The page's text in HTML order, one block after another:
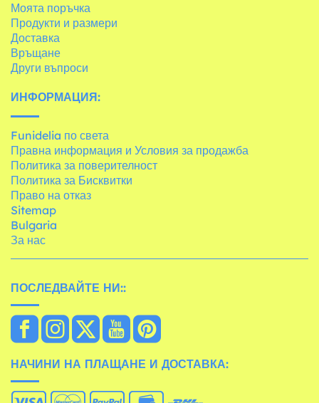
Моята поръчка
Продукти и размери
Доставка
Връщане
Други въпроси
ИНФОРМАЦИЯ:
Funidelia по света
Правна информация и Условия за продажба
Политика за поверителност
Политика за Бисквитки
Право на отказ
Sitemap
Bulgaria
За нас
ПОСЛЕДВАЙТЕ НИ::
НАЧИНИ НА ПЛАЩАНЕ И ДОСТАВКА: